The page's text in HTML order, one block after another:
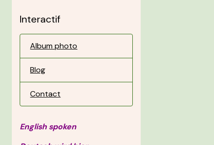
Interactif
Album photo
Blog
Contact
English spoken